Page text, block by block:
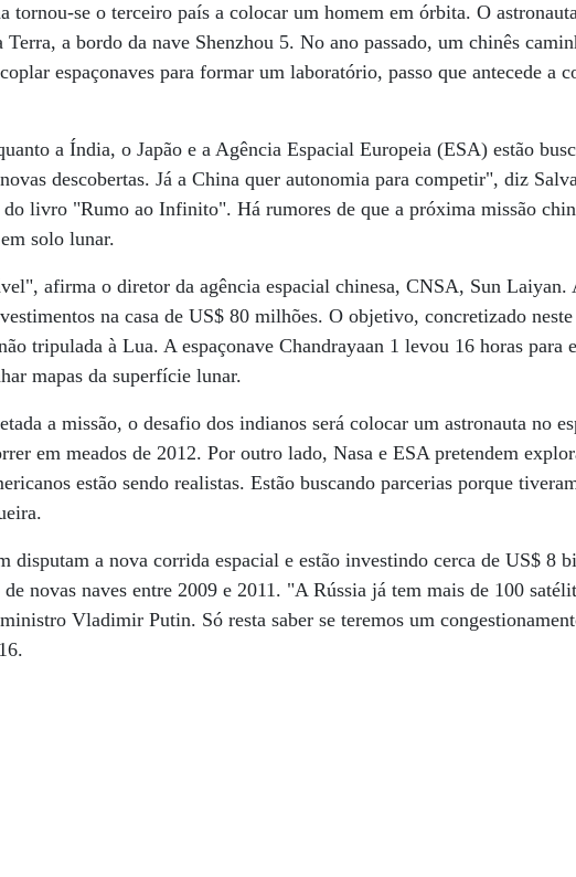
tornou-se o terceiro país a colocar um homem em órbita. O
Terra, a bordo da nave Shenzhou 5. No ano passado, um chinês
espaçonaves para formar um laboratório, passo que antecede a
a Índia, o Japão e a Agência Espacial Europeia (ESA) estão
descobertas. Já a China quer autonomia para competir", diz
livro "Rumo ao Infinito". Há rumores de que a próxima missão
solo lunar.
afirma o diretor da agência espacial chinesa, CNSA, Sun Laiyan.
na casa de US$ 80 milhões. O objetivo, concretizado
tripulada à Lua. A espaçonave Chandrayaan 1 levou 16 horas para
mapas da superfície lunar.
a missão, o desafio dos indianos será colocar um astronauta no
em meados de 2012. Por outro lado, Nasa e ESA pretendem
estão sendo realistas. Estão buscando parcerias porque
disputam a nova corrida espacial e estão investindo cerca de US$ 8
novas naves entre 2009 e 2011. "A Rússia já tem mais de 100
Vladimir Putin. Só resta saber se teremos um